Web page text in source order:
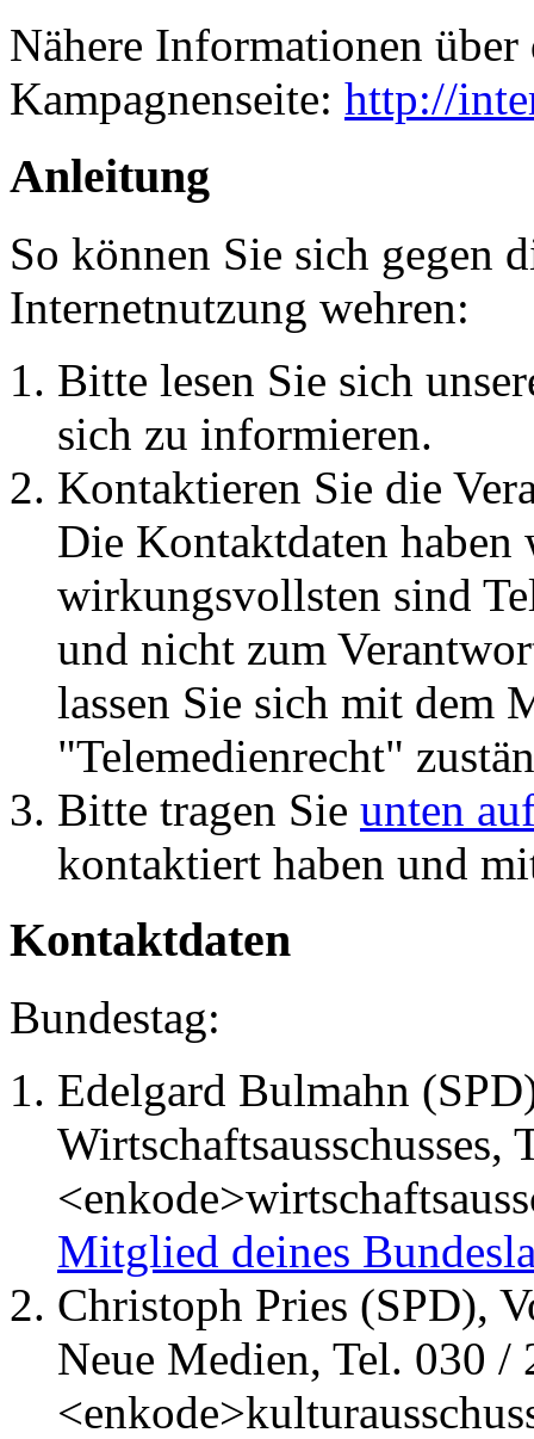
Nähere Informationen
Kampagnenseite: http://
Anleitung
So können Sie sich gegen
Internetnutzung wehren:
Bitte lesen Sie sich
sich zu informieren.
Kontaktieren Sie die
Die Kontaktdaten
wirkungsvollsten sind
und nicht zum
lassen Sie sich mit dem
"Telemedienrecht"
Bitte tragen Sie unten
kontaktiert haben und
Kontaktdaten
Bundestag:
Edelgard Bulmahn
Mitglied deines
Christoph Pries (SPD),
Neue Medien, Tel. 030 /